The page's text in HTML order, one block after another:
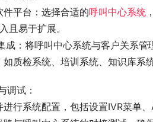
件平台：选择合适的呼叫中心系统
且易于扩展。
成：将呼叫中心系统与客户关系管
质检系统、培训系统、知识库系
调试：
行系统配置，包括设置IVR菜单、